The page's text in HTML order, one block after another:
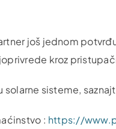
još jednom
kroz
solarne sisteme,
: https://